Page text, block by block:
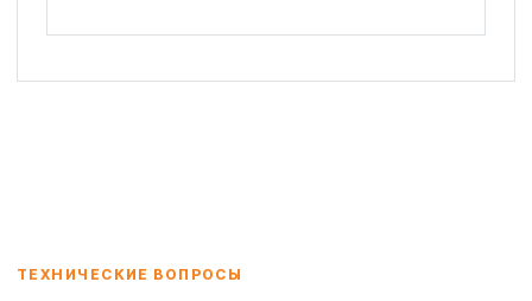
ТЕХНИЧЕСКИЕ ВОПРОСЫ